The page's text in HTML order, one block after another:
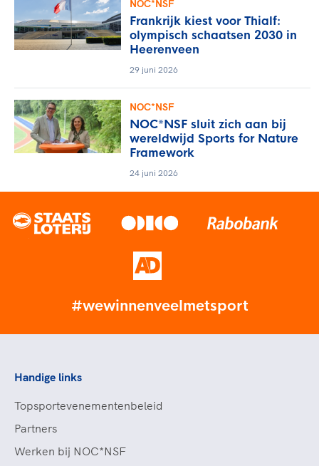
NOC*NSF
Frankrijk kiest voor Thialf:
olympisch schaatsen 2030 in
Heerenveen
29 juni 2026
NOC*NSF
NOC*NSF sluit zich aan bij
wereldwijd Sports for Nature
Framework
24 juni 2026
#wewinnenveelmetsport
Handige links
Topsportevenementenbeleid
Partners
Werken bij NOC*NSF